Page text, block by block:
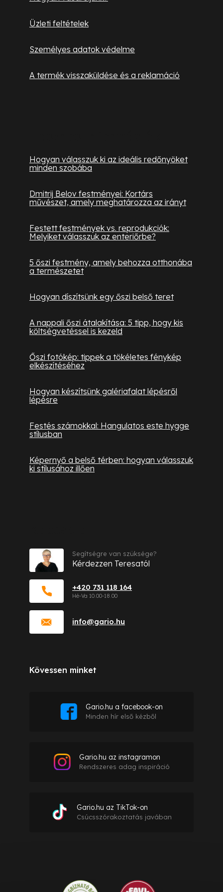
Üzleti feltételek
Személyes adatok védelme
A termék visszaküldése és a reklamáció
Hogyan válasszuk ki az ideális redőnyöket
minden szobába
Dmitrij Belov festményei: Kortárs
művészet, amely meghatározza az irányt
Festett festmények vs. reprodukciók:
Melyiket válasszuk az enteriőrbe?
5 őszi festmény, amely behozza otthonába
a természetet
Hogyan díszítsünk egy őszi belső teret
A nappali őszi átalakítása: 5 tipp, hogy kis
költségvetéssel is kezeld
Őszi fotókép: tippek a tökéletes fénykép
elkészítéséhez
Hogyan készítsünk galériafalat lépésről
lépésre
Festés számokkal: Hangulatos este hygge
stílusban
Képernyő a belső térben: hogyan válasszuk
ki stílusához illően
info@gario.hu
+420 731 118 164
Segítségre van szüksége?
Kérdezzen Teresatól
Kövessen minket
Gario.hu a facebook-on
Minden hír első kézből
Gario.hu az instagramon
Rendszeres adag inspiráció
Gario.hu az TikTok-on
Csúcsszórakoztatás javában